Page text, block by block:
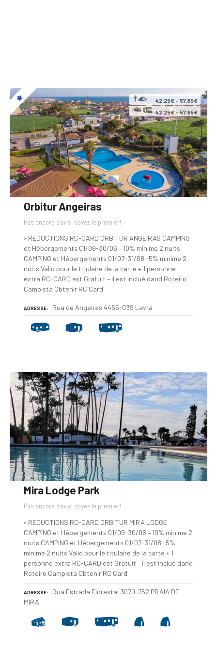
42.25€ – 57.85€
42.25€ – 57.85€
Orbitur Angeiras
Pas encore d'avis, soyez le premier!
× REDUCTIONS RC-CARD ORBITUR ANGEIRAS CAMPING
et Hébergements 01/09-30/06 – 10% minime 2 nuits
CAMPING et Hébergements 01/07-31/08 -5% minime 2
nuits Valid pour le titulaire de la carte + 1 personne
extra RC-CARD est Gratuit – il est inclué dand Roteiro
Campista Obtenir RC Card
ADRESSE Rua de Angeiras 4455-039 Lavra
Mira Lodge Park
Pas encore d'avis, soyez le premier!
× REDUCTIONS RC-CARD ORBITUR MIRA LODGE
CAMPING et Hébergements 01/09-30/06 – 10% minime 2
nuits CAMPING et Hébergements 01/07-31/08 -5%
minime 2 nuits Valid pour le titulaire de la carte + 1
personne extra RC-CARD est Gratuit – il est inclué dand
Roteiro Campista Obtenir RC Card
ADRESSE
Rua Estrada Florestal 3070-752 PRAIA DE
MIRA